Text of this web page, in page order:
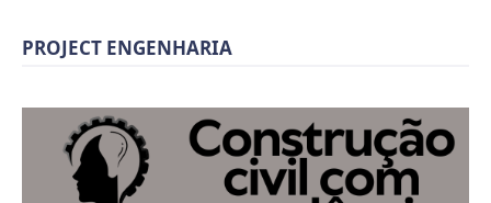
PROJECT ENGENHARIA